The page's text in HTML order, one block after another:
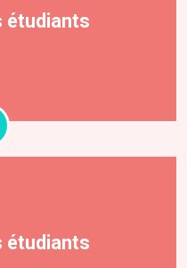
étudiants
étudiants